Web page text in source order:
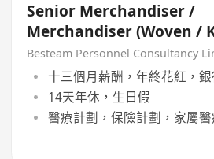
Senior Merchandiser /
Merchandiser (Woven /
Sweater) - 5 days
Besteam Personnel Consultancy
十三個月薪酬，年終花紅，
14天年休，生日假
醫療計劃，保險計劃，家屬